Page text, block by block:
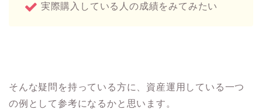
実際購入している人の成績をみてみたい
そんな疑問を持っている方に、資産運用している一つ
の例として参考になるかと思います。